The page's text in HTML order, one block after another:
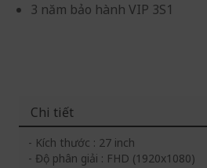
3 năm bảo hành VIP 3S1
Chi tiết
- Kích thước : 27 inch
- Độ phân giải : FHD (1920x1080)